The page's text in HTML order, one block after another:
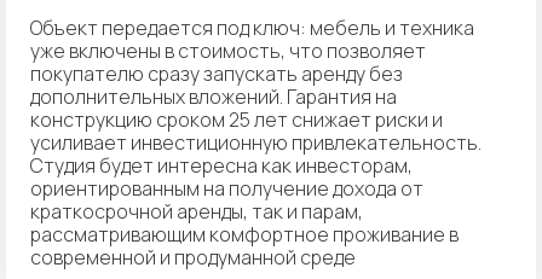
Объект передается под ключ: мебель и техника
уже включены в стоимость, что позволяет
покупателю сразу запускать аренду без
дополнительных вложений. Гарантия на
конструкцию сроком 25 лет снижает риски и
усиливает инвестиционную привлекательность.
Студия будет интересна как инвесторам,
ориентированным на получение дохода от
краткосрочной аренды, так и парам,
рассматривающим комфортное проживание в
современной и продуманной среде